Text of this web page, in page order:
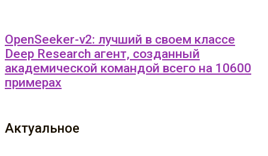
OpenSeeker-v2: лучший в своем классе
Deep Research агент, созданный
академической командой всего на 10600
примерах
Актуальное